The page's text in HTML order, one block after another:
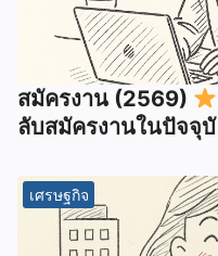
สมัครงาน (2569)
ลับสมัครงานในปัจจุบั
เศรษฐกิจ